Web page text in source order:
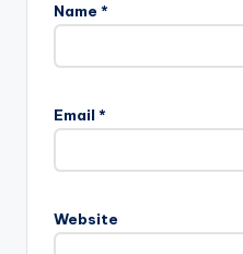
Name *
Email *
Website